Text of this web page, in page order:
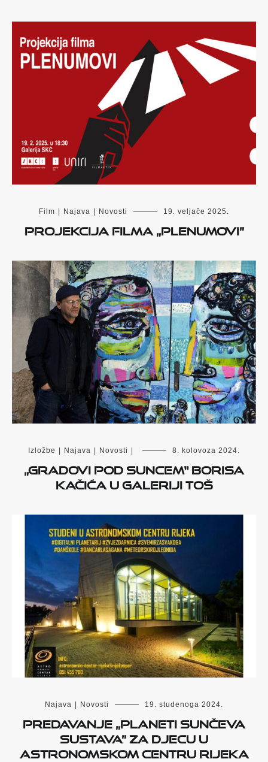
Film Najava Novosti 19. veljače 2025.
Projekcija filma „Plenumovi”
Izložbe Najava Novosti 8. kolovoza 2024.
„Gradovi pod suncem“ Borisa
Kačića u Galeriji Toš
Najava Novosti 19. studenoga 2024.
Predavanje „Planeti Sunčeva
sustava” za djecu u
Astronomskom centru Rijeka